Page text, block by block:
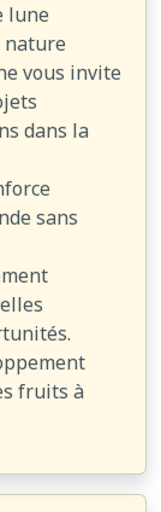
lune
nature
vous invite
dans la
sans
fruits à